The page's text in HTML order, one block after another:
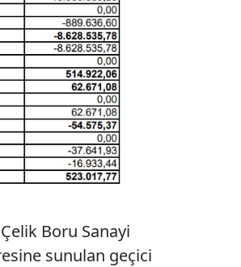
Boru Sanayi
sunulan geçici